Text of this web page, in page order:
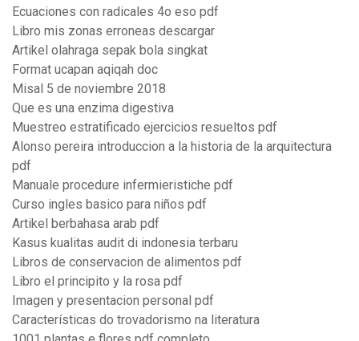
Ecuaciones con radicales 4o eso pdf
Libro mis zonas erroneas descargar
Artikel olahraga sepak bola singkat
Format ucapan aqiqah doc
Misal 5 de noviembre 2018
Que es una enzima digestiva
Muestreo estratificado ejercicios resueltos pdf
Alonso pereira introduccion a la historia de la arquitectura
pdf
Manuale procedure infermieristiche pdf
Curso ingles basico para niños pdf
Artikel berbahasa arab pdf
Kasus kualitas audit di indonesia terbaru
Libros de conservacion de alimentos pdf
Libro el principito y la rosa pdf
Imagen y presentacion personal pdf
Características do trovadorismo na literatura